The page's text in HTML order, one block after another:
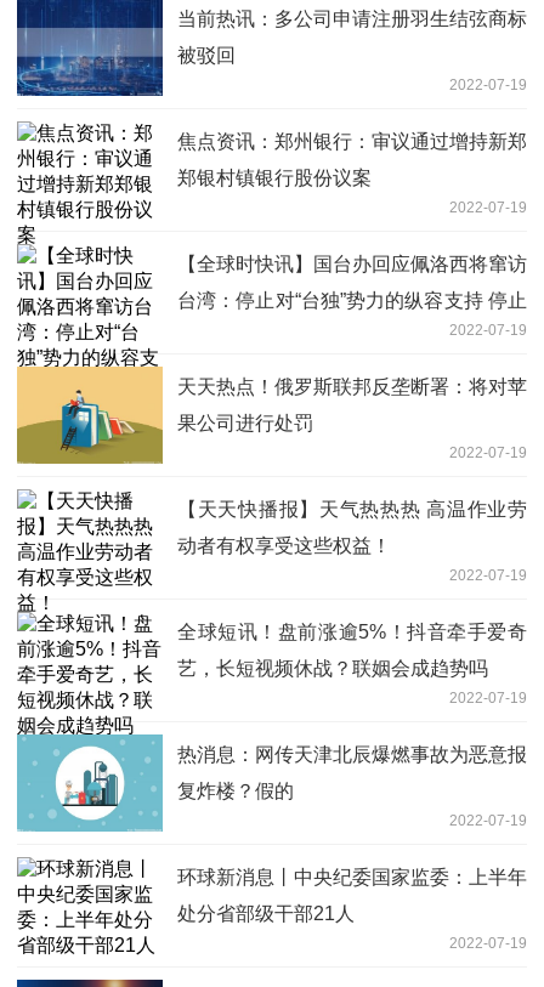
当前热讯：多公司申请注册羽生结弦商标
被驳回
2022-07-19
焦点资讯：郑州银行：审议通过增持新郑
郑银村镇银行股份议案
2022-07-19
【全球时快讯】国台办回应佩洛西将窜访
台湾：停止对“台独”势力的纵容支持 停止
2022-07-19
天天热点！俄罗斯联邦反垄断署：将对苹
果公司进行处罚
2022-07-19
【天天快播报】天气热热热 高温作业劳
动者有权享受这些权益！
2022-07-19
全球短讯！盘前涨逾5%！抖音牵手爱奇
艺，长短视频休战？联姻会成趋势吗
2022-07-19
热消息：网传天津北辰爆燃事故为恶意报
复炸楼？假的
2022-07-19
环球新消息丨中央纪委国家监委：上半年
处分省部级干部21人
2022-07-19